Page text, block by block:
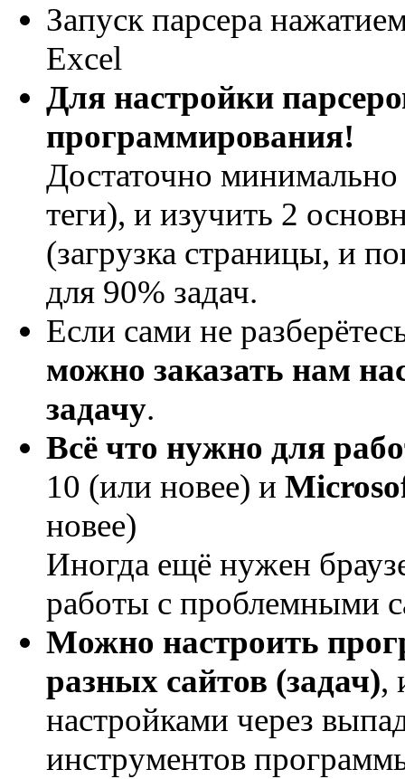
Запуск парсера
Excel
Для настройки
программирования!
Достаточно
теги), и изучить 2
(загрузка страницы, и
для 90% задач.
Если сами не
можно заказать нам
задачу.
Всё что нужно для
10 (или новее) и
новее)
Иногда ещё нужен
работы с проблемными
Можно настроить
разных сайтов (задач),
настройками через
инструментов